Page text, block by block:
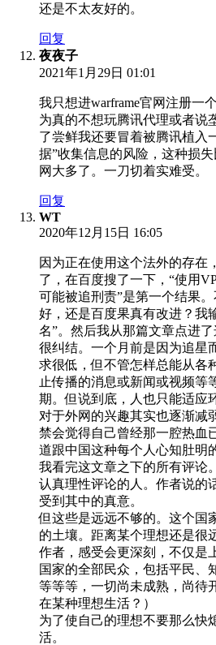
还是不太友好的。
回复
夜夜子
2021年1月29日 01:01
我只想进warframe官网注册一
为真的不想玩腾讯代理或者说
了尝鲜我还要冒着被腾讯植入
据”收集信息的风险，这种损
网大多了。一刀切着实难受。
回复
WT
2020年12月15日 16:05
因为正在使用这个法外的存在
了，在百度搜了一下，“使用
可能被追刑责”是第一个结果
好，还是百度果真有改进？我
名”。然后我从那篇文章点进了
很纠结。一个月前是因为追星
求很低，但不管怎样总能从各
止传播的消息或新闻或视频等
期。但说到底，人也只能适应
对于外网的兴趣其实也逐渐减
禁会觉得自己曾经那一腔热血
道跟中国这种每个人心知肚明
我看完这文章之下的所有评论
认真理性评论的人。作者说的
受到其中的真意。
但这些是远远不够的。这个国
的土壤。距离某个理想还是很
作者，感受会更深刻，不仅是
国家的全部民众，包括平民、
等等等，一切尚未成熟，尚待
在某种理想生活？）
为了使自己的理想不要那么快
活。